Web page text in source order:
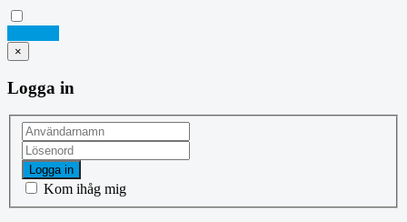
×
Logga in
Logga in
Kom ihåg mig